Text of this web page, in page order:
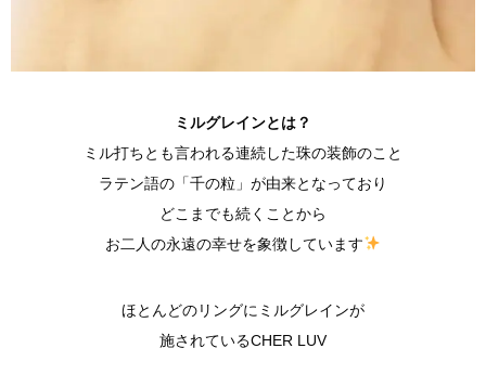
ミルグレインとは？
ミル打ちとも言われる連続した珠の装飾のこと
ラテン語の「千の粒」が由来となっており
どこまでも続くことから
お二人の永遠の幸せを象徴しています
ほとんどのリングにミルグレインが
施されているCHER LUV